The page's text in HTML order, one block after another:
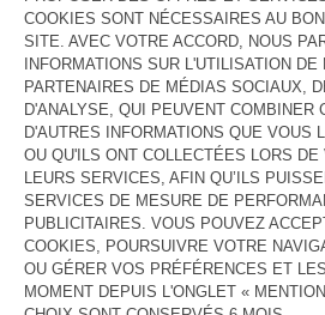
Livraison estiméeentre le mercredi
août
AJOUTER AU
VOIR LA DISPONIBILITE
DESCRIPTION
COMPOSITION
ENTRETIEN
TRAÇABILITÉ